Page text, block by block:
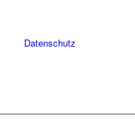
Datenschutz